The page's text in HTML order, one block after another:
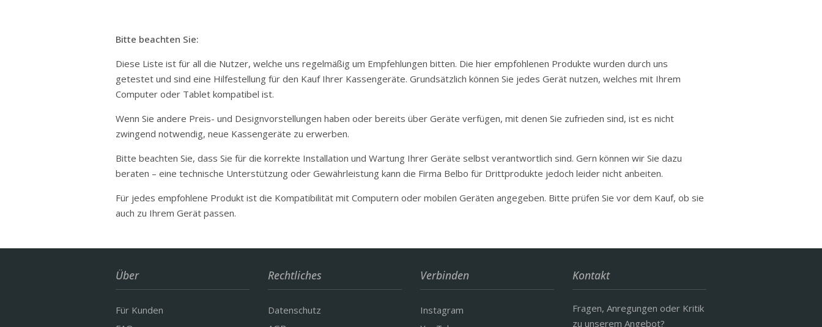
Bitte beachten Sie:
Diese Liste ist für all die Nutzer, welche uns regelmäßig um Empfehlungen bitten. Die hier empfohlenen Produkte wurden durch uns
getestet und sind eine Hilfestellung für den Kauf Ihrer Kassengeräte. Grundsätzlich können Sie jedes Gerät nutzen, welches mit Ihrem
Computer oder Tablet kompatibel ist.
Wenn Sie andere Preis- und Designvorstellungen haben oder bereits über Geräte verfügen, mit denen Sie zufrieden sind, ist es nicht
zwingend notwendig, neue Kassengeräte zu erwerben.
Bitte beachten Sie, dass Sie für die korrekte Installation und Wartung Ihrer Geräte selbst verantwortlich sind. Gern können wir Sie dazu
beraten – eine technische Unterstützung oder Gewährleistung kann die Firma Belbo für Drittprodukte jedoch leider nicht anbeiten.
Für jedes empfohlene Produkt ist die Kompatibilität mit Computern oder mobilen Geräten angegeben. Bitte prüfen Sie vor dem Kauf, ob sie
auch zu Ihrem Gerät passen.
Über
Für Kunden
Rechtliches
Datenschutz
Verbinden
Instagram
Kontakt
Fragen, Anregungen oder Kritik
zu unserem Angebot?